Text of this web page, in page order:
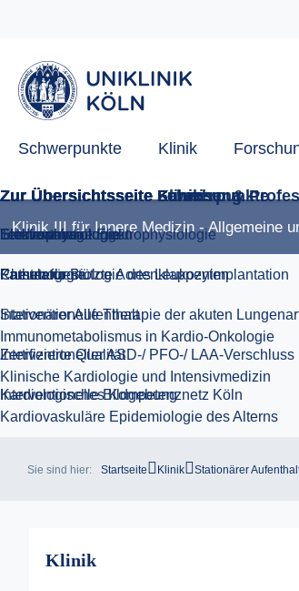
Schwerpunkte Klinik
Terminanfrage Elektrophysiologie
Klinik III für Innere Medizin - Allgemeine
Sie sind hier: Startseite Klinik Stationärer
Klinik